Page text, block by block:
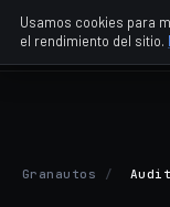
Granautos /
Usamos cookies para
el rendimiento del sitio.